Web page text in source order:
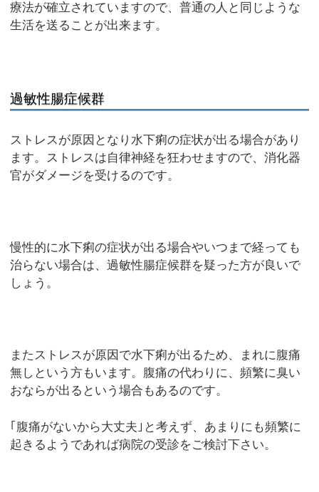
療法が確立されていますので、普通の人と同じような
生活を送ることが出来ます。
過敏性腸症候群
ストレスが原因となり水下痢の症状が出る場合があり
ます。ストレスは自律神経を狂わせますので、消化器
官がダメージを受けるのです。
慢性的に水下痢の症状が出る場合やいつまで経っても
治らない場合は、過敏性腸症候群を疑った方が良いで
しょう。
またストレスが原因で水下痢が出るため、まれに腹痛
無しという方もいます。腹痛の代わりに、頻繁に臭い
おならが出るという場合もあるのです。
｢腹痛がないから大丈夫｣と考えず、あまりにも頻繁に
起きるようであれば病院の受診をご検討下さい。